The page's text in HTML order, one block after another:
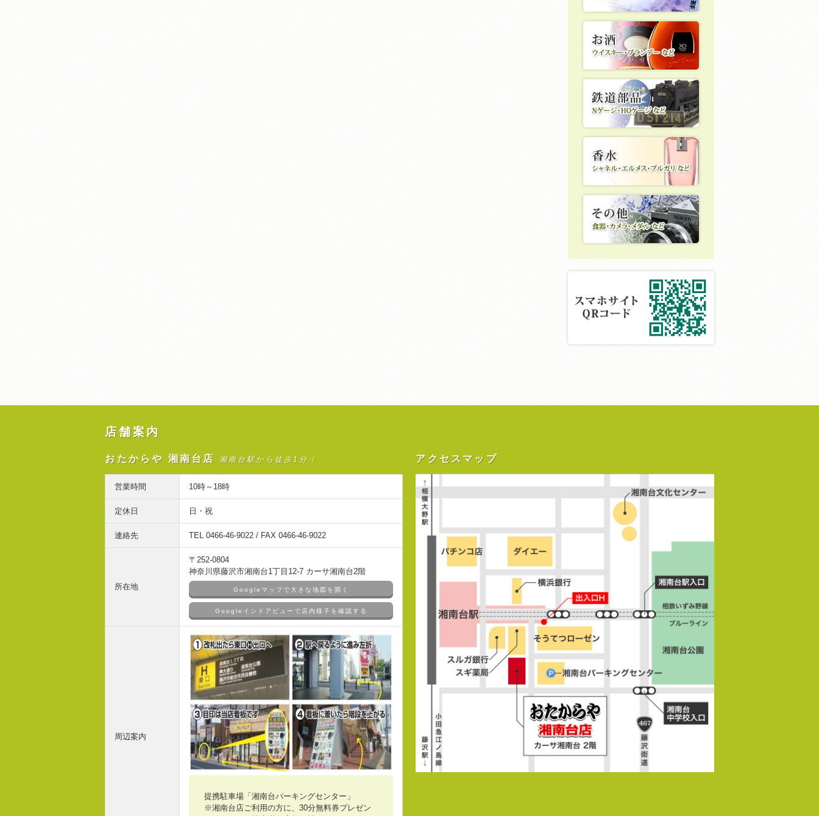
店舗案内
おたからや 湘南台店 湘南台駅から徒歩1分！
営業時間 10時～18時
定休日 日・祝
連絡先 TEL 0466-46-9022 / FAX 0466-46-9022
所在地
〒252-0804
神奈川県藤沢市湘南台1丁目12-7 カーサ湘南台2階
Googleマップで大きな地図を開く
Googleインドアビューで店内様子を確認する
周辺案内
提携駐車場「湘南台パーキングセンター」
※湘南台店ご利用の方に、30分無料券プレゼン
アクセスマップ